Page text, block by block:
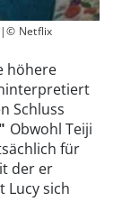
|© Netflix
höhere
Schluss
Obwohl Teiji
für
der er
Lucy sich